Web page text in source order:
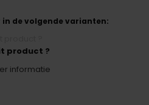
de volgende varianten:
product ?
informatie